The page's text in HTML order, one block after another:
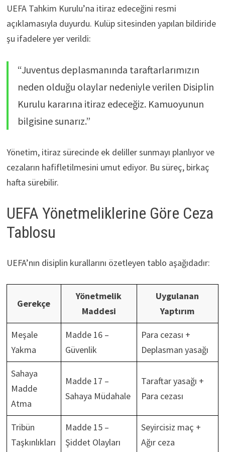
UEFA Tahkim Kurulu’na itiraz edeceğini resmi
açıklamasıyla duyurdu. Kulüp sitesinden yapılan bildiride
şu ifadelere yer verildi:
“Juventus deplasmanında taraftarlarımızın
neden olduğu olaylar nedeniyle verilen Disiplin
Kurulu kararına itiraz edeceğiz. Kamuoyunun
bilgisine sunarız.”
Yönetim, itiraz sürecinde ek deliller sunmayı planlıyor ve
cezaların hafifletilmesini umut ediyor. Bu süreç, birkaç
hafta sürebilir.
UEFA Yönetmeliklerine Göre Ceza
Tablosu
UEFA’nın disiplin kurallarını özetleyen tablo aşağıdadır:
Gerekçe
Yönetmelik
Maddesi
Uygulanan
Yaptırım
Meşale
Yakma
Madde 16 –
Güvenlik
Para cezası +
Deplasman yasağı
Sahaya
Madde
Atma
Madde 17 –
Sahaya Müdahale
Taraftar yasağı +
Para cezası
Tribün
Taşkınlıkları
Madde 15 –
Şiddet Olayları
Seyircisiz maç +
Ağır ceza